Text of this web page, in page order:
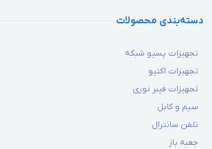
دسته‌بندی محصولات
تجهیزات پسیو شبکه
تجهیزات اکتیو
تجهیزات فیبر نوری
سیم و کابل
تلفن سانترال
جعبه باز